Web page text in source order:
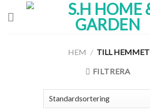
HEM / TILL HEMMET
FILTRERA